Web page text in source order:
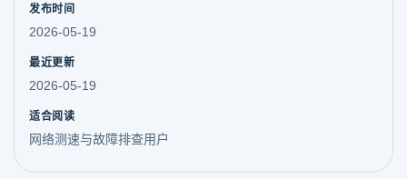
发布时间
2026-05-19
最近更新
2026-05-19
适合阅读
网络测速与故障排查用户